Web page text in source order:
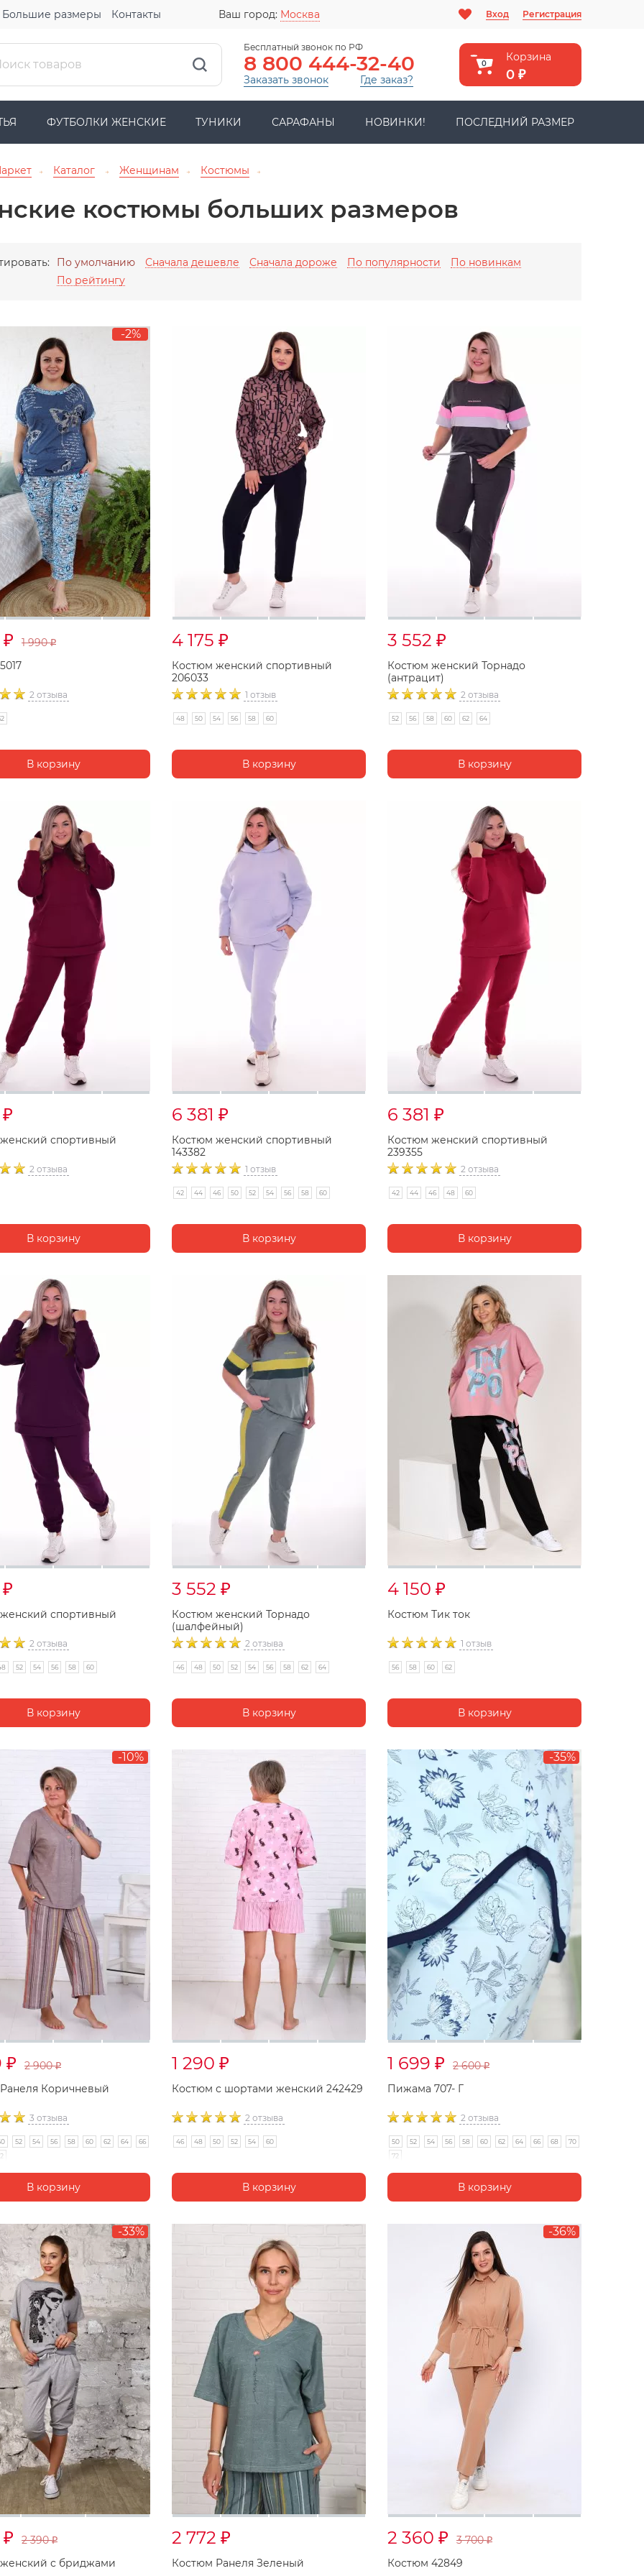
Большие размеры Контакты Ваш город: Москва Вход Регистрация
Бесплатный звонок по РФ
8 800 444-32-40
Заказать звонок Где заказ?
Корзина
0
0 ₽
ФУТБОЛКИ ЖЕНСКИЕ ТУНИКИ САРАФАНЫ НОВИНКИ! ПОСЛЕДНИЙ РАЗМЕР
→ Каталог → Женщинам → Костюмы →
костюмы больших размеров
По умолчанию Сначала дешевле Сначала дороже По популярности
По новинкам
По рейтингу
-2%
₽ 1 990₽
2 отзыва
4 175 ₽
Костюм женский спортивный
206033
1 отзыв
48 50 54 56 58 60
3 552 ₽
Костюм женский Торнадо
(антрацит)
2 отзыва
52 56 58 60 62 64
₽
спортивный
2 отзыва
6 381 ₽
Костюм женский спортивный
143382
1 отзыв
42 44 46 50 52 54 56 58 60
6 381 ₽
Костюм женский спортивный
239355
2 отзыва
42 44 46 48 60
₽
спортивный
2 отзыва
52 54 56 58 60
3 552 ₽
Костюм женский Торнадо
(шалфейный)
2 отзыва
46 48 50 52 54 56 58 62 64
4 150 ₽
Костюм Тик ток
1 отзыв
56 58 60 62
-10%
₽ 2 900₽
Коричневый
3 отзыва
52 54 56 58 60 62 64
66
1 290 ₽
Костюм с шортами женский 242429
2 отзыва
46 48 50 52 54 60
-35%
1 699 ₽ 2 600₽
Пижама 707- Г
2 отзыва
50 52 54 56 58 60 62 64 66 68
70
72
-33%
₽ 2 390₽
с бриджами
2 772 ₽
Костюм Ранеля Зеленый
-36%
2 360 ₽ 3 700₽
Костюм 42849